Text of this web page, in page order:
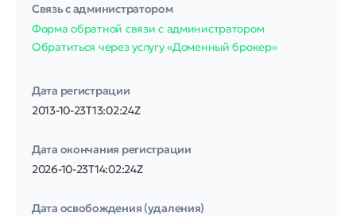
Связь с администратором
Форма обратной связи с администратором
Обратиться через услугу «Доменный брокер»
Дата регистрации
2013-10-23T13:02:24Z
Дата окончания регистрации
2026-10-23T14:02:24Z
Дата освобождения (удаления)